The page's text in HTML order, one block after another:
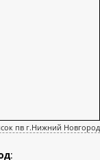
пв г.Нижний Новгород
: